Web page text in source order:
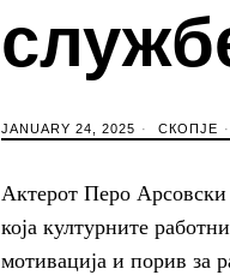
JANUARY 24, 2025 СКОПЈЕ
Актерот Перо Арсовски
која културните
мотивација и порив за